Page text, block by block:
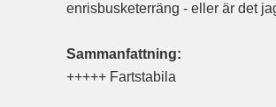
enrisbusketerräng - eller är det
Sammanfattning:
+++++ Fartstabila